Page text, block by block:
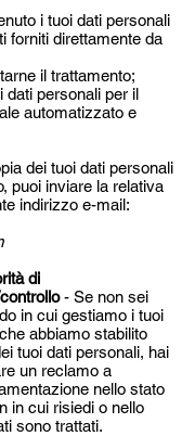
i tuoi dati personali
forniti direttamente da
il trattamento;
dati personali per il
automatizzato e
dei tuoi dati personali
puoi inviare la relativa
indirizzo e-mail:
di
- Se non sei
in cui gestiamo i tuoi
abbiamo stabilito
tuoi dati personali, hai
un reclamo a
nello stato
in cui risiedi o nello
sono trattati.